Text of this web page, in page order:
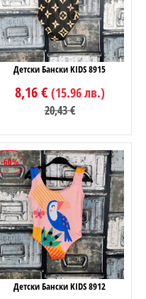
Детски Бански KIDS 8915
8,16 € (15.96 лв.)
20,43 €
-60%
Детски Бански KIDS 8912